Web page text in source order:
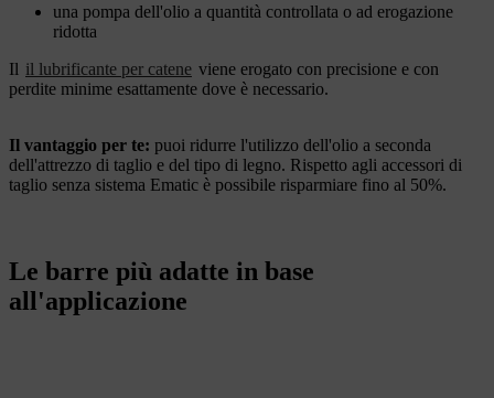
una pompa dell'olio a quantità controllata o ad erogazione
ridotta
Il il lubrificante per catene viene erogato con precisione e con
perdite minime esattamente dove è necessario.
Il vantaggio per te: puoi ridurre l'utilizzo dell'olio a seconda
dell'attrezzo di taglio e del tipo di legno. Rispetto agli accessori di
taglio senza sistema Ematic è possibile risparmiare fino al 50%.
Le barre più adatte in base
all'applicazione